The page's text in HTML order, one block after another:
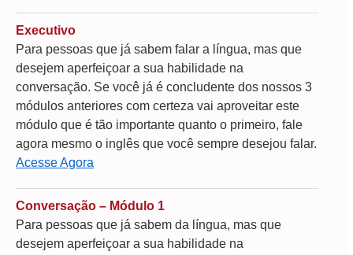
Executivo
Para pessoas que já sabem falar a língua, mas que
desejem aperfeiçoar a sua habilidade na
conversação. Se você já é concludente dos nossos 3
módulos anteriores com certeza vai aproveitar este
módulo que é tão importante quanto o primeiro, fale
agora mesmo o inglês que você sempre desejou falar.
Acesse Agora
Conversação – Módulo 1
Para pessoas que já sabem da língua, mas que
desejem aperfeiçoar a sua habilidade na